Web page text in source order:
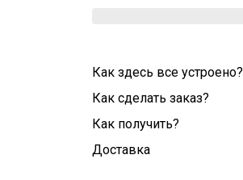
Как здесь все устроено?
Как сделать заказ?
Как получить?
Доставка